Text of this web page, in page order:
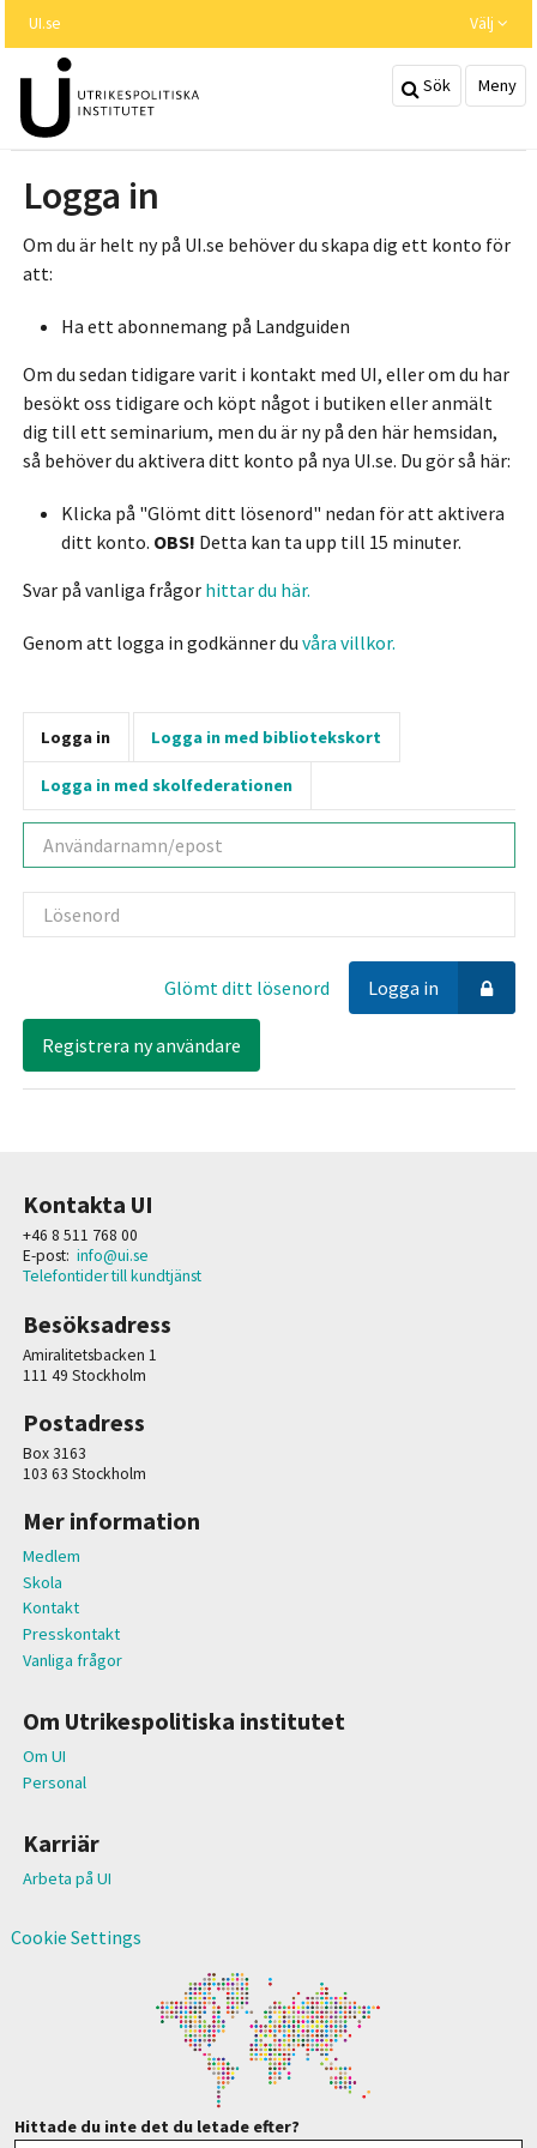
huvudinnehållet
UI.se Välj
Sök Meny
Logga in
Om du är helt ny på UI.se behöver du skapa dig ett konto för
att:
Ha ett abonnemang på Landguiden
Om du sedan tidigare varit i kontakt med UI, eller om du har
besökt oss tidigare och köpt något i butiken eller anmält
dig till ett seminarium, men du är ny på den här hemsidan,
så behöver du aktivera ditt konto på nya UI.se. Du gör så här:
Klicka på "Glömt ditt lösenord" nedan för att aktivera
ditt konto. OBS! Detta kan ta upp till 15 minuter.
Svar på vanliga frågor hittar du här.
Genom att logga in godkänner du våra villkor.
Logga in Logga in med bibliotekskort
Logga in med skolfederationen
Användarnamn
Lösenord
Logga in
Glömt ditt lösenord
Registrera ny användare
Kontakta UI
+46 8 511 768 00
E-post: info@ui.se
Telefontider till kundtjänst
Besöksadress
Amiralitetsbacken 1
111 49 Stockholm
Postadress
Box 3163
103 63 Stockholm
Mer information
Medlem
Skola
Kontakt
Presskontakt
Vanliga frågor
Om Utrikespolitiska institutet
Om UI
Personal
Karriär
Arbeta på UI
Cookie Settings
Hittade du inte det du letade efter?